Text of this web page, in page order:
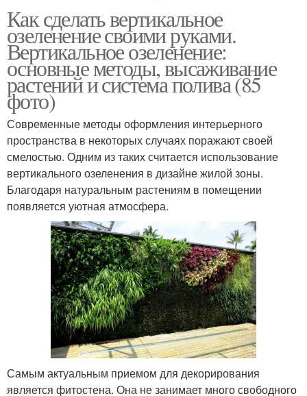
Как сделать вертикальное
озеленение своими руками.
Вертикальное озеленение:
основные методы, высаживание
растений и система полива (85
фото)
Современные методы оформления интерьерного
пространства в некоторых случаях поражают своей
смелостью. Одним из таких считается использование
вертикального озеленения в дизайне жилой зоны.
Благодаря натуральным растениям в помещении
появляется уютная атмосфера.
Самым актуальным приемом для декорирования
является фитостена. Она не занимает много свободного